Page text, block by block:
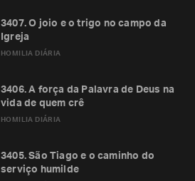
HOMILIA DIÁRIA
3407. O joio e o trigo no campo da
Igreja
HOMILIA DIÁRIA
3406. A força da Palavra de Deus na
vida de quem crê
3405. São Tiago e o caminho do
serviço humilde